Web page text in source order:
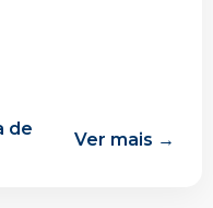
de
Ver mais →